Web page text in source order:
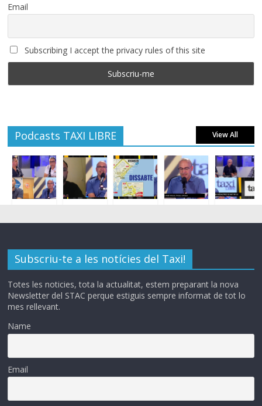
Email
Subscribing I accept the privacy rules of this site
Podcasts TAXI LIBRE View All
Subscriu-te a les notícies del Taxi!
Totes les noticies, tota la actualitat, estem preparant la nova
Newsletter del STAC perque estiguis sempre informat de tot lo
mes rellevant.
Name
Email